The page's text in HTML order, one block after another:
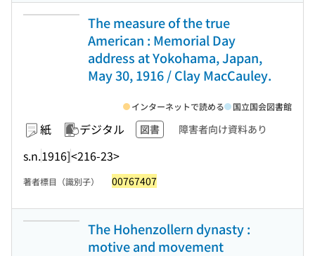
The measure of the true
American : Memorial Day
address at Yokohama, Japan,
May 30, 1916 / Clay MacCauley.
紙 デジタル 図書 障害者向け資料あり
s.n.1916]<216-23>
インターネットで読める 国立国会図書館
著者標目（識別子） 00767407
The Hohenzollern dynasty :
motive and movement